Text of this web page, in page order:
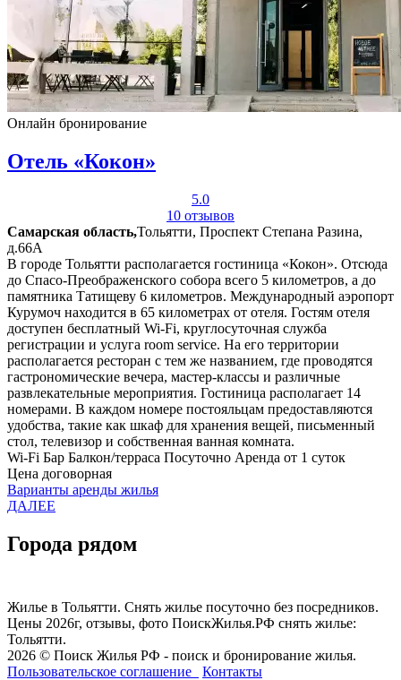
Онлайн бронирование
Отель «Кокон»
5.0
10 отзывов
Самарская область,Тольятти, Проспект Степана Разина,
д.66А
В городе Тольятти располагается гостиница «Кокон». Отсюда
до Спасо-Преображенского собора всего 5 километров, а до
памятника Татищеву 6 километров. Международный аэропорт
Курумоч находится в 65 километрах от отеля. Гостям отеля
доступен бесплатный Wi-Fi, круглосуточная служба
регистрации и услуга room service. На его территории
располагается ресторан с тем же названием, где проводятся
гастрономические вечера, мастер-классы и различные
развлекательные мероприятия. Гостиница располагает 14
номерами. В каждом номере постояльцам предоставляются
удобства, такие как шкаф для хранения вещей, письменный
стол, телевизор и собственная ванная комната.
Wi-Fi Бар Балкон/терраса Посуточно Аренда от 1 суток
Цена договорная
Варианты аренды жилья
ДАЛЕЕ
Города рядом
Жилье в Тольятти. Снять жилье посуточно без посредников.
Цены 2026г, отзывы, фото ПоискЖилья.РФ снять жилье:
Тольятти.
2026 © Поиск Жилья РФ - поиск и бронирование жилья.
Пользовательское соглашение
Контакты